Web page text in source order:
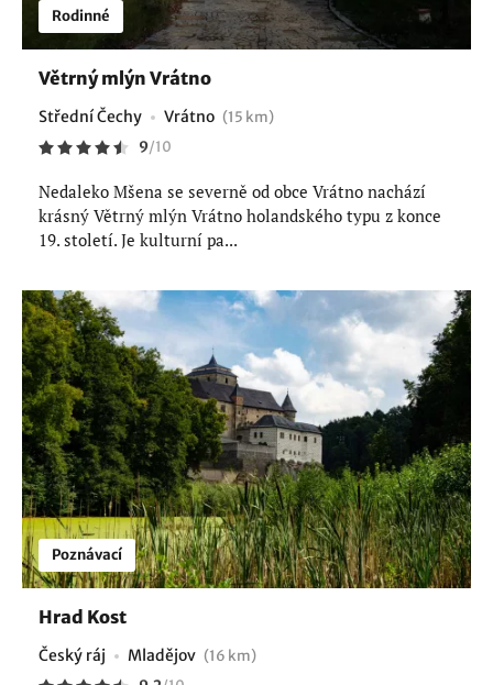
Rodinné
Větrný mlýn Vrátno
Střední Čechy Vrátno (15 km)
9/10
Nedaleko Mšena se severně od obce Vrátno nachází
krásný Větrný mlýn Vrátno holandského typu z konce
19. století. Je kulturní pa...
Poznávací
Hrad Kost
Český ráj Mladějov (16 km)